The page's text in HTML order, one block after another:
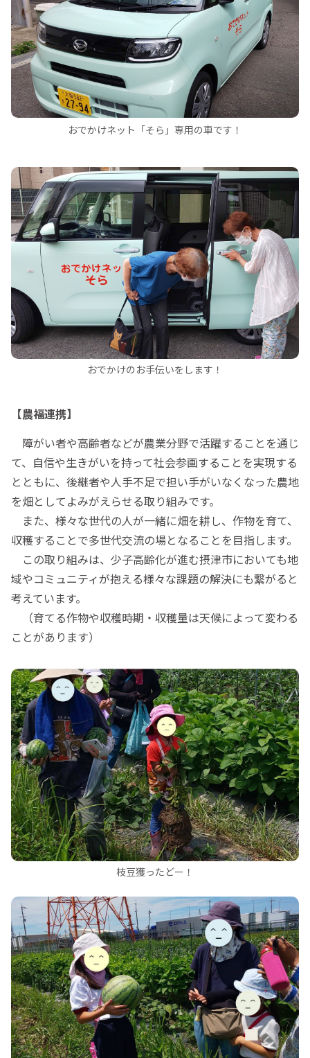
おでかけネット「そら」専用の車です！
おでかけのお手伝いをします！
【農福連携】
障がい者や高齢者などが農業分野で活躍することを通じ
て、自信や生きがいを持って社会参画することを実現する
とともに、後継者や人手不足で担い手がいなくなった農地
を畑としてよみがえらせる取り組みです。
また、様々な世代の人が一緒に畑を耕し、作物を育て、
収穫することで多世代交流の場となることを目指します。
この取り組みは、少子高齢化が進む摂津市においても地
域やコミュニティが抱える様々な課題の解決にも繋がると
考えています。
（育てる作物や収穫時期・収穫量は天候によって変わる
ことがあります）
枝豆獲ったどー！